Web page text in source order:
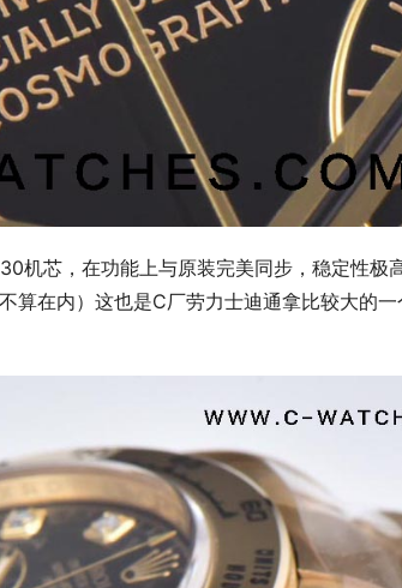
机芯，在功能上与原装完美同步，稳定性极
在内）这也是C厂劳力士迪通拿比较大的一